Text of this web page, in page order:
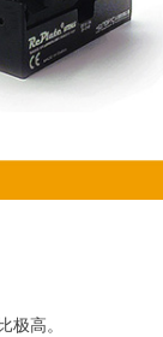
高。